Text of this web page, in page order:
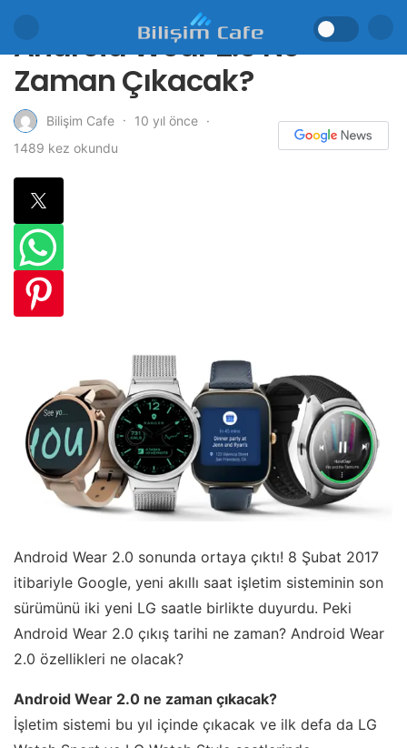
Android Wear 2.0 Ne
Zaman Çıkacak?
Bilişim Cafe
10 yıl önce
1489 kez okundu
Android Wear 2.0 sonunda ortaya çıktı! 8 Şubat 2017
itibariyle Google, yeni akıllı saat işletim sisteminin son
sürümünü iki yeni LG saatle birlikte duyurdu. Peki
Android Wear 2.0 çıkış tarihi ne zaman? Android Wear
2.0 özellikleri ne olacak?
Android Wear 2.0 ne zaman çıkacak?
İşletim sistemi bu yıl içinde çıkacak ve ilk defa da LG